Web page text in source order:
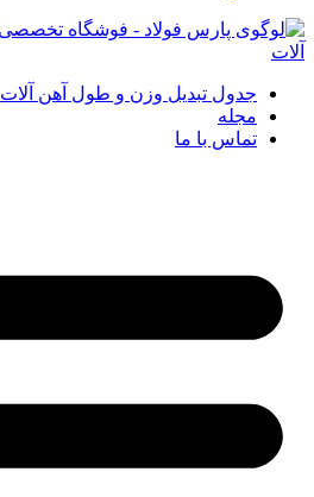
جدول تبدیل وزن و طول آهن آلات
مجله
تماس با ما